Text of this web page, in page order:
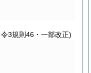
3規則46・一部改正)